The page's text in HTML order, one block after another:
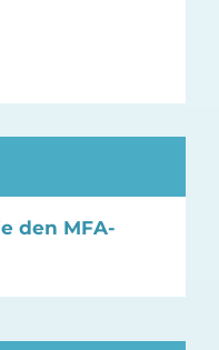
den MFA-